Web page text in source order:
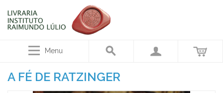
Menu
A FÉ DE RATZINGER